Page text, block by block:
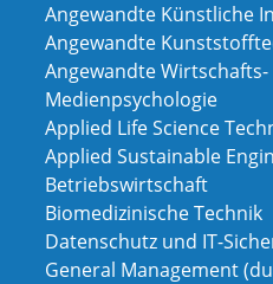
Angewandte Künstliche
Angewandte
Angewandte
Medienpsychologie
Applied Life Science
Applied Sustainable
Betriebswirtschaft
Biomedizinische Technik
Datenschutz und IT-
General Management